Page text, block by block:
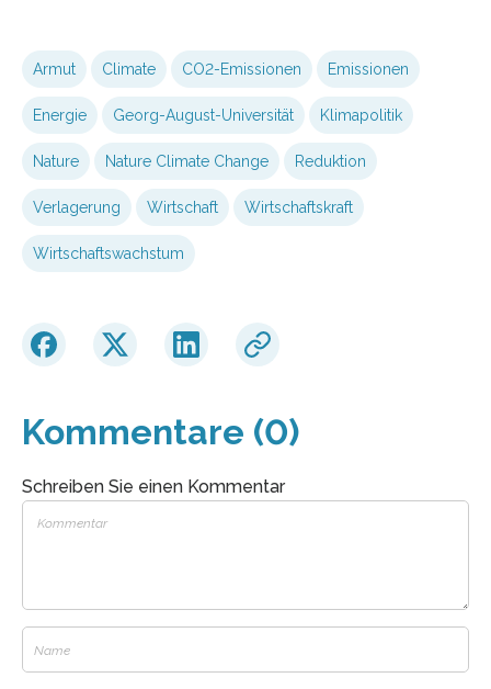
Armut Climate CO2-Emissionen Emissionen
Energie Georg-August-Universität Klimapolitik
Nature Nature Climate Change Reduktion
Verlagerung Wirtschaft Wirtschaftskraft
Wirtschaftswachstum
Kommentare (0)
Schreiben Sie einen Kommentar